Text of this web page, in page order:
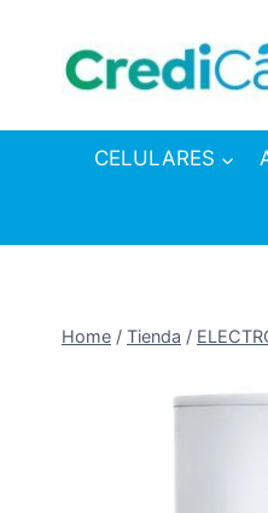
content
CELULARES
Home / Tienda /